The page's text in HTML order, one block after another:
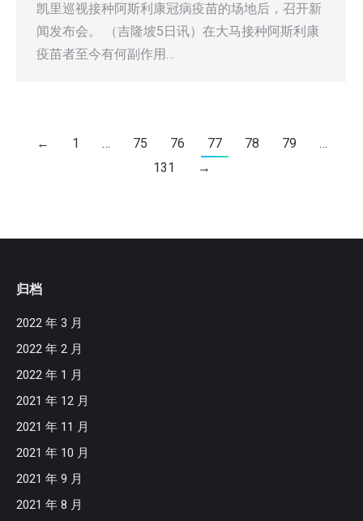
凯里巡视接种阿斯利康冠病疫苗的场地后，召开新
闻发布会。 （吉隆坡5日讯）在大马接种阿斯利康
疫苗者至今有何副作用…
← 1 … 75 76 77 78 79
…
131
→
归档
2022 年 3 月
2022 年 2 月
2022 年 1 月
2021 年 12 月
2021 年 11 月
2021 年 10 月
2021 年 9 月
2021 年 8 月